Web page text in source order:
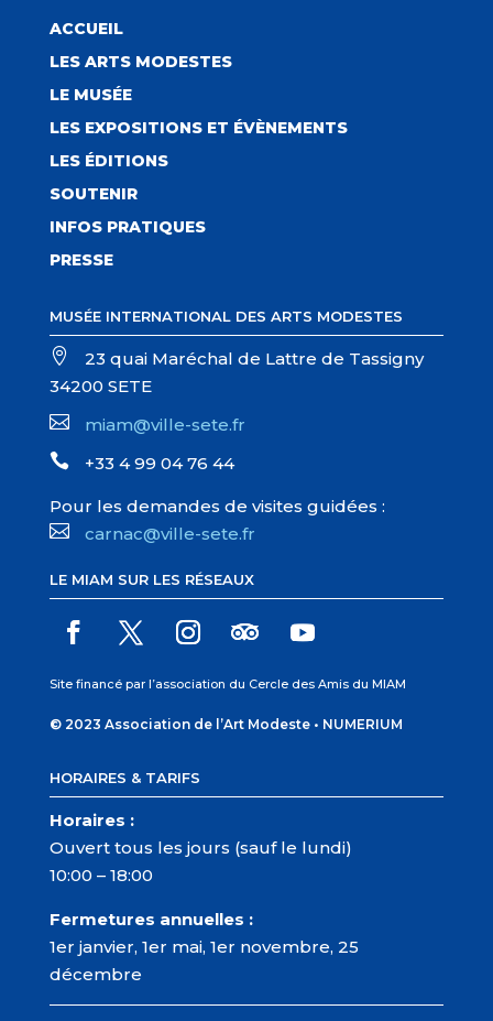
ACCUEIL
LES ARTS MODESTES
LE MUSÉE
LES EXPOSITIONS ET ÉVÈNEMENTS
LES ÉDITIONS
SOUTENIR
INFOS PRATIQUES
PRESSE
MUSÉE INTERNATIONAL DES ARTS MODESTES

23 quai Maréchal de Lattre de Tassigny
34200 SETE
 miam@ville-sete.fr
 +33 4 99 04 76 44
Pour les demandes de visites guidées :
 carnac@ville-sete.fr
LE MIAM SUR LES RÉSEAUX
Site financé par l’association du Cercle des Amis du MIAM
© 2023 Association de l’Art Modeste • NUMERIUM
HORAIRES & TARIFS
Horaires :
Ouvert tous les jours (sauf le lundi)
10:00 – 18:00
Fermetures annuelles :
1er janvier, 1er mai, 1er novembre, 25
décembre